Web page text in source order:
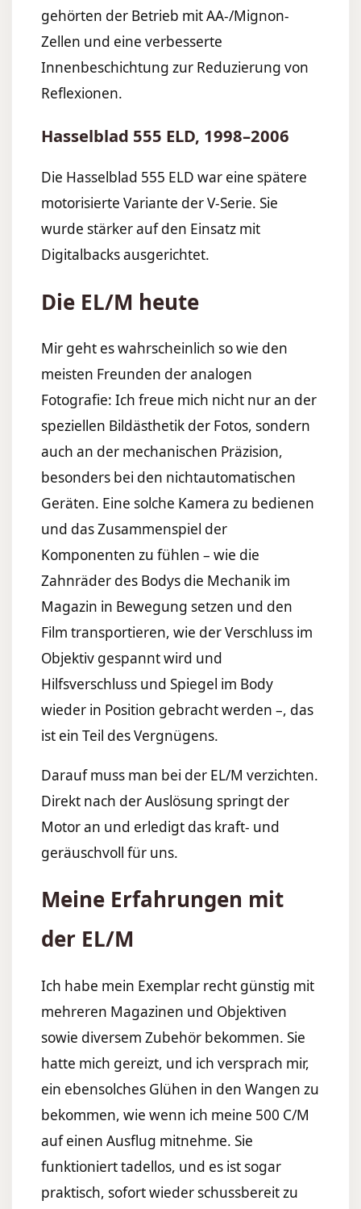
gehörten der Betrieb mit AA-/Mignon-
Zellen und eine verbesserte
Innenbeschichtung zur Reduzierung von
Reflexionen.
Hasselblad 555 ELD, 1998–2006
Die Hasselblad 555 ELD war eine spätere
motorisierte Variante der V-Serie. Sie
wurde stärker auf den Einsatz mit
Digitalbacks ausgerichtet.
Die EL/M heute
Mir geht es wahrscheinlich so wie den
meisten Freunden der analogen
Fotografie: Ich freue mich nicht nur an der
speziellen Bildästhetik der Fotos, sondern
auch an der mechanischen Präzision,
besonders bei den nichtautomatischen
Geräten. Eine solche Kamera zu bedienen
und das Zusammenspiel der
Komponenten zu fühlen – wie die
Zahnräder des Bodys die Mechanik im
Magazin in Bewegung setzen und den
Film transportieren, wie der Verschluss im
Objektiv gespannt wird und
Hilfsverschluss und Spiegel im Body
wieder in Position gebracht werden –, das
ist ein Teil des Vergnügens.
Darauf muss man bei der EL/M verzichten.
Direkt nach der Auslösung springt der
Motor an und erledigt das kraft- und
geräuschvoll für uns.
Meine Erfahrungen mit
der EL/M
Ich habe mein Exemplar recht günstig mit
mehreren Magazinen und Objektiven
sowie diversem Zubehör bekommen. Sie
hatte mich gereizt, und ich versprach mir,
ein ebensolches Glühen in den Wangen zu
bekommen, wie wenn ich meine 500 C/M
auf einen Ausflug mitnehme. Sie
funktioniert tadellos, und es ist sogar
praktisch, sofort wieder schussbereit zu